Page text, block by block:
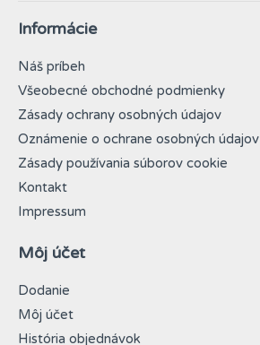
Informácie
Náš príbeh
Všeobecné obchodné podmienky
Zásady ochrany osobných údajov
Oznámenie o ochrane osobných údajov
Zásady používania súborov cookie
Kontakt
Impressum
Môj účet
Dodanie
Môj účet
História objednávok